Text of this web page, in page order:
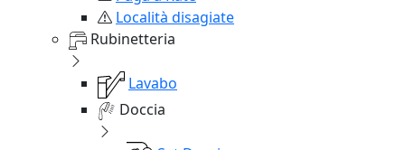
Località disagiate
Rubinetteria
Lavabo
Doccia